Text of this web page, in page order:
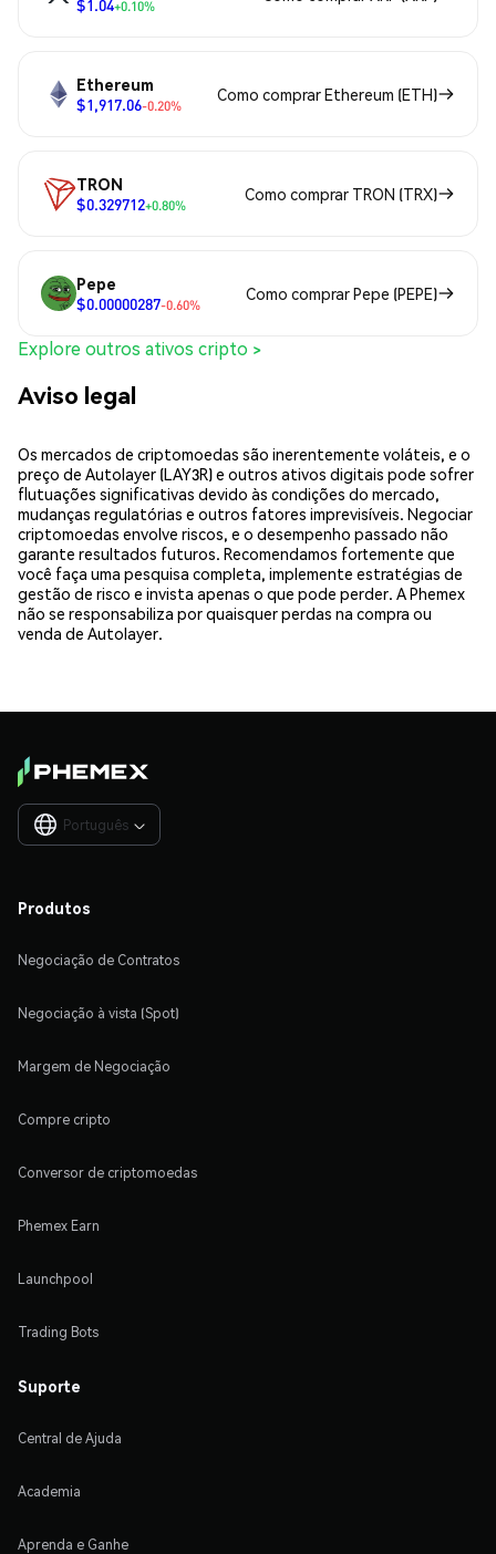
$1.04+0.10%
Ethereum
$1,917.06-0.20%
Como comprar Ethereum (ETH)
TRON
$0.329712+0.80%
Como comprar TRON (TRX)
Pepe
$0.00000287-0.60%
Como comprar Pepe (PEPE)
Explore outros ativos cripto >
Aviso legal
Os mercados de criptomoedas são inerentemente voláteis, e o
preço de Autolayer (LAY3R) e outros ativos digitais pode sofrer
flutuações significativas devido às condições do mercado,
mudanças regulatórias e outros fatores imprevisíveis. Negociar
criptomoedas envolve riscos, e o desempenho passado não
garante resultados futuros. Recomendamos fortemente que
você faça uma pesquisa completa, implemente estratégias de
gestão de risco e invista apenas o que pode perder. A Phemex
não se responsabiliza por quaisquer perdas na compra ou
venda de Autolayer.
Português 
Produtos
Negociação de Contratos
Negociação à vista (Spot)
Margem de Negociação
Compre cripto
Conversor de criptomoedas
Phemex Earn
Launchpool
Trading Bots
Suporte
Central de Ajuda
Academia
Aprenda e Ganhe